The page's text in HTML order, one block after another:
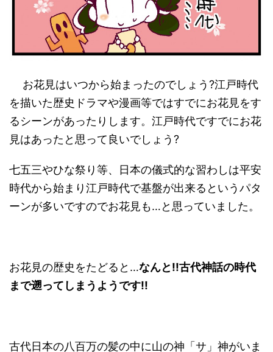
お花見はいつから始まったのでしょう?江戸時代
を描いた歴史ドラマや漫画等ではすでにお花見をす
るシーンがあったりします。江戸時代ですでにお花
見はあったと思って良いでしょう?
七五三やひな祭り等、日本の儀式的な習わしは平安
時代から始まり江戸時代で基盤が出来るというパタ
ーンが多いですのでお花見も…と思っていました。
お花見の歴史をたどると…なんと!!古代神話の時代
まで遡ってしまうようです!!
古代日本の八百万の髪の中に山の神「サ」神がいま